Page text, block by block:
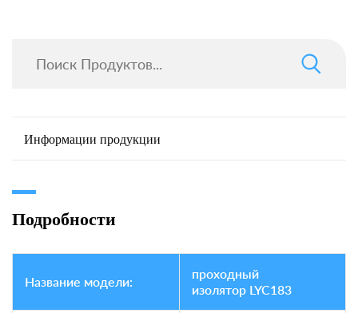
Информации продукции
Подробности
Название модели:
проходный
изолятор LYC183